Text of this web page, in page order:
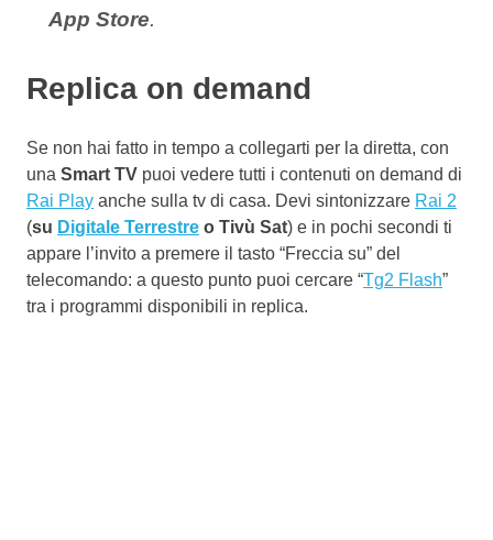
App Store.
Replica on demand
Se non hai fatto in tempo a collegarti per la diretta, con
una Smart TV puoi vedere tutti i contenuti on demand di
Rai Play anche sulla tv di casa. Devi sintonizzare Rai 2
(su Digitale Terrestre o Tivù Sat) e in pochi secondi ti
appare l’invito a premere il tasto “Freccia su” del
telecomando: a questo punto puoi cercare “Tg2 Flash”
tra i programmi disponibili in replica.